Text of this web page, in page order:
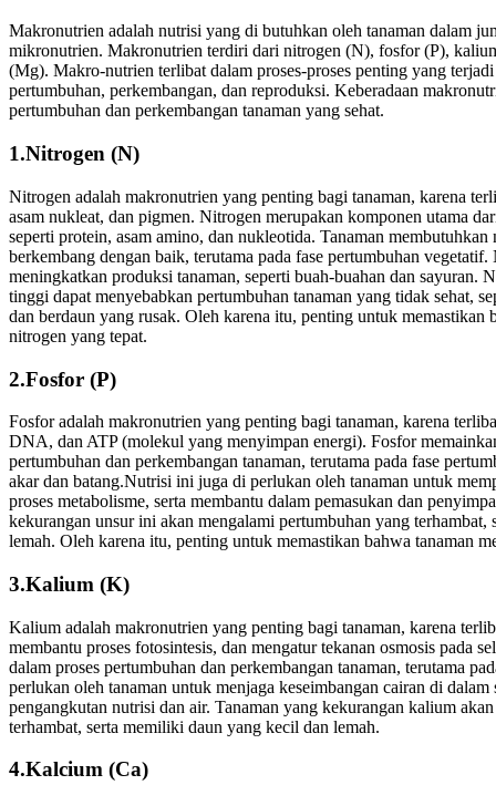
Makronutrien adalah nutrisi yang di butuhkan oleh tanaman dalam
mikronutrien. Makronutrien terdiri dari nitrogen (N), fosfor (P),
(Mg). Makro-nutrien terlibat dalam proses-proses penting yang
pertumbuhan, perkembangan, dan reproduksi. Keberadaan
pertumbuhan dan perkembangan tanaman yang sehat.
1.Nitrogen (N)
Nitrogen adalah makronutrien yang penting bagi tanaman, karena
asam nukleat, dan pigmen. Nitrogen merupakan komponen utama
seperti protein, asam amino, dan nukleotida. Tanaman
berkembang dengan baik, terutama pada fase pertumbuhan
meningkatkan produksi tanaman, seperti buah-buahan dan sayuran.
tinggi dapat menyebabkan pertumbuhan tanaman yang tidak sehat,
dan berdaun yang rusak. Oleh karena itu, penting untuk memastikan
nitrogen yang tepat.
2.Fosfor (P)
Fosfor adalah makronutrien yang penting bagi tanaman, karena
DNA, dan ATP (molekul yang menyimpan energi). Fosfor
pertumbuhan dan perkembangan tanaman, terutama pada fase
akar dan batang.Nutrisi ini juga di perlukan oleh tanaman untuk
proses metabolisme, serta membantu dalam pemasukan dan
kekurangan unsur ini akan mengalami pertumbuhan yang
lemah. Oleh karena itu, penting untuk memastikan bahwa tanaman
3.Kalium (K)
Kalium adalah makronutrien yang penting bagi tanaman, karena
membantu proses fotosintesis, dan mengatur tekanan osmosis pada
dalam proses pertumbuhan dan perkembangan tanaman, terutama
perlukan oleh tanaman untuk menjaga keseimbangan cairan di dalam
pengangkutan nutrisi dan air. Tanaman yang kekurangan kalium
terhambat, serta memiliki daun yang kecil dan lemah.
4.Kalcium (Ca)